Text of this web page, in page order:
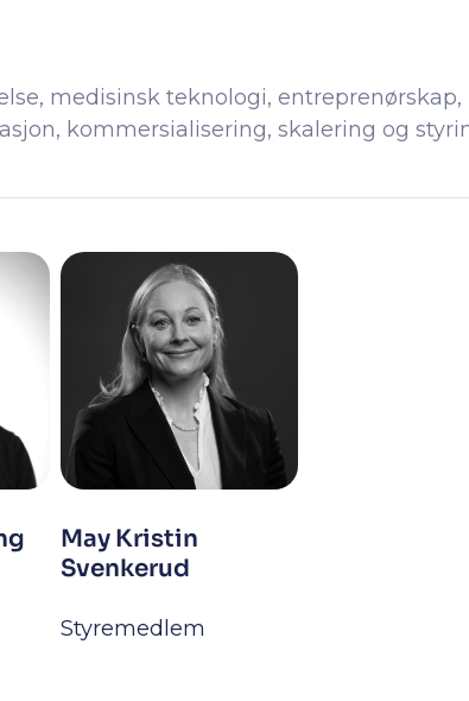
medisinsk teknologi,
kommersialisering, skalering og
May Kristin
Svenkerud
Styremedlem